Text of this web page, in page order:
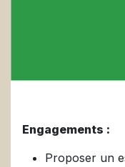
Engagements :
Proposer un